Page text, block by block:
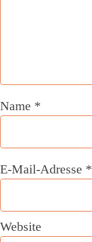
Name *
E-Mail-Adresse *
Website